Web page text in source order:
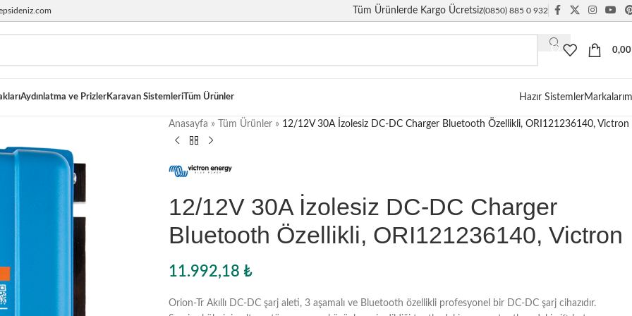
Tüm Ürünlerde Kargo Ücretsiz(0850) 885 0 932
Aydınlatma ve PrizlerKaravan SistemleriTüm Ürünler Hazır Sistemler
Anasayfa » Tüm Ürünler » 12/12V 30A İzolesiz DC-DC Charger Bluetooth Özellikli, ORI121236140, Victron
12/12V 30A İzolesiz DC-DC Charger
Bluetooth Özellikli, ORI121236140, Victron
11.992,18 ₺
Orion-Tr Akıllı DC-DC şarj aleti, 3 aşamalı ve Bluetooth özellikli profesyonel bir DC-DC şarj cihazıdır.